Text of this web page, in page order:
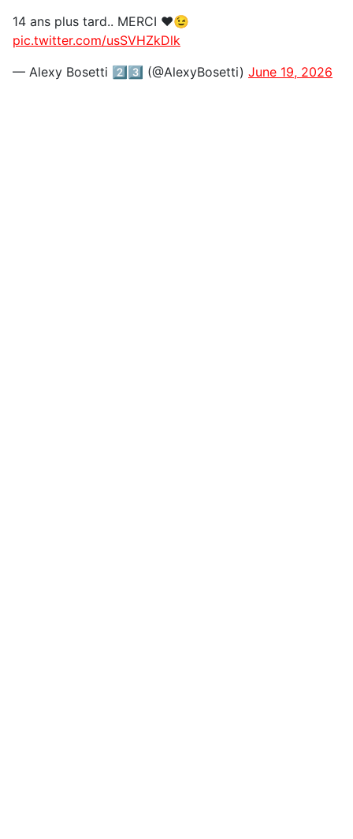
14 ans plus tard.. MERCI ♥️😉
pic.twitter.com/usSVHZkDlk
— Alexy Bosetti 2️⃣3️⃣ (@AlexyBosetti) June 19, 2026